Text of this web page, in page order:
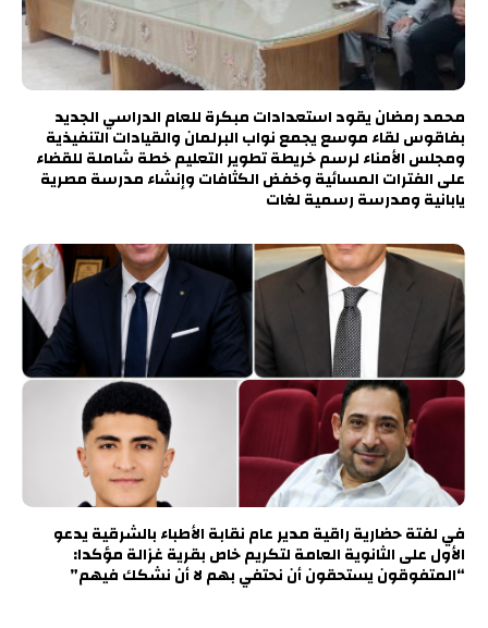
محمد رمضان يقود استعدادات مبكرة للعام الدراسي الجديد
بفاقوس لقاء موسع يجمع نواب البرلمان والقيادات التنفيذية
ومجلس الأمناء لرسم خريطة تطوير التعليم خطة شاملة للقضاء
على الفترات المسائية وخفض الكثافات وإنشاء مدرسة مصرية
يابانية ومدرسة رسمية لغات
في لفتة حضارية راقية مدير عام نقابة الأطباء بالشرقية يدعو
الأول على الثانوية العامة لتكريم خاص بقرية غزالة مؤكدا:
“المتفوقون يستحقون أن نحتفي بهم لا أن نشكك فيهم”